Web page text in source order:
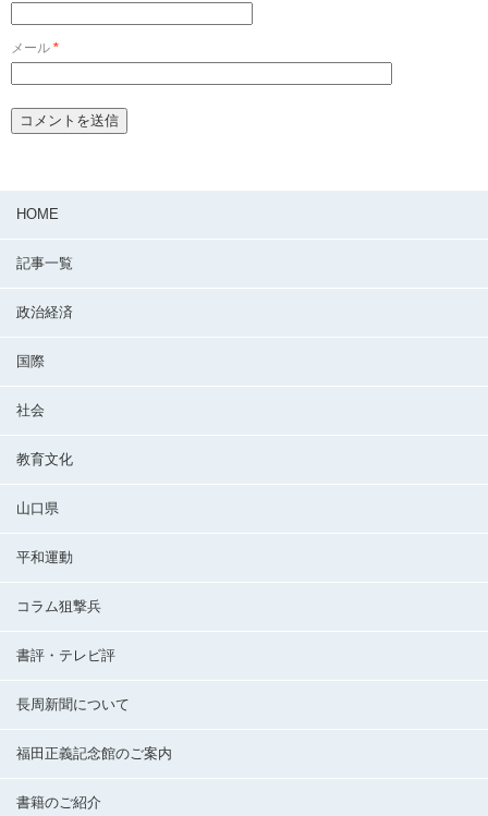
メール *
HOME
記事一覧
政治経済
国際
社会
教育文化
山口県
平和運動
コラム狙撃兵
書評・テレビ評
長周新聞について
福田正義記念館のご案内
書籍のご紹介